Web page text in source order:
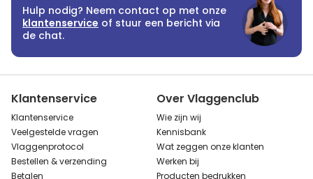
Hulp nodig? Neem contact op met onze
klantenservice of stuur een bericht via
de chat.
Klantenservice
Klantenservice
Veelgestelde vragen
Vlaggenprotocol
Bestellen & verzending
Betalen
Over Vlaggenclub
Wie zijn wij
Kennisbank
Wat zeggen onze klanten
Werken bij
Producten bedrukken